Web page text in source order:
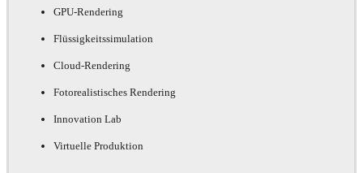
GPU-Rendering
Flüssigkeitssimulation
Cloud-Rendering
Fotorealistisches Rendering
Innovation Lab
Virtuelle Produktion